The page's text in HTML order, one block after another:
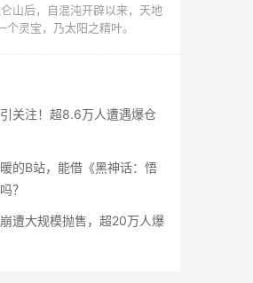
山后，自混沌开辟以来，天地
个灵宝，乃太阳之精叶。
关注！超8.6万人遭遇爆仓
的B站，能借《黑神话：悟
？
遭大规模抛售，超20万人爆